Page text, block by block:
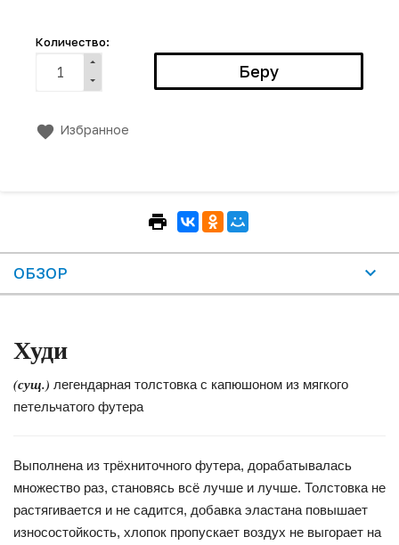
Количество:
Избранное
ОБЗОР
Худи
(сущ.) легендарная толстовка с капюшоном из мягкого
петельчатого футера
Выполнена из трёхниточного футера, дорабатывалась
множество раз, становясь всё лучше и лучше. Толстовка не
растягивается и не садится, добавка эластана повышает
износостойкость, хлопок пропускает воздух не выгорает на